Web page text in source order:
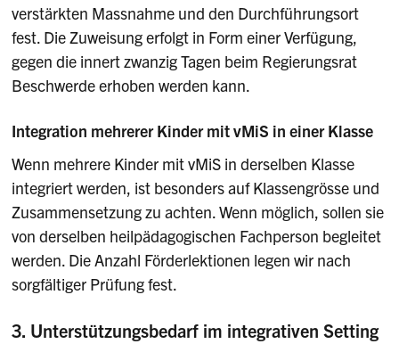
verstärkten Massnahme und den Durchführungsort
fest. Die Zuweisung erfolgt in Form einer Verfügung,
gegen die innert zwanzig Tagen beim Regierungsrat
Beschwerde erhoben werden kann.
Integration mehrerer Kinder mit vMiS in einer Klasse
Wenn mehrere Kinder mit vMiS in derselben Klasse
integriert werden, ist besonders auf Klassengrösse und
Zusammensetzung zu achten. Wenn möglich, sollen sie
von derselben heilpädagogischen Fachperson begleitet
werden. Die Anzahl Förderlektionen legen wir nach
sorgfältiger Prüfung fest.
3. Unterstützungsbedarf im integrativen Setting